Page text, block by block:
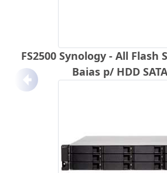
FS2500 Synology - All Flash
Baias p/ HDD
Anterior